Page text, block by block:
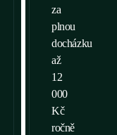
za
plnou
docházku
až
12
000
Kč
ročně